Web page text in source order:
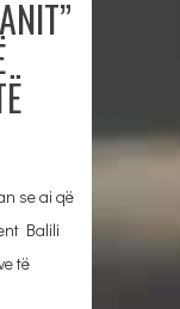
se ai që
Balili
të